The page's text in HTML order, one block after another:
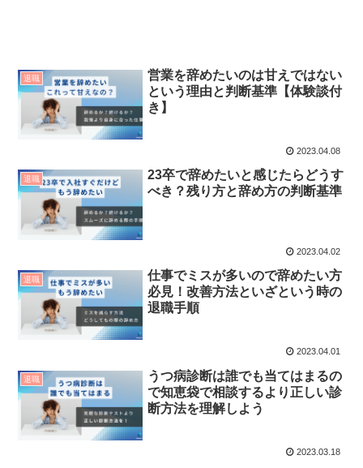
退職
営業を辞めたいのは甘えではない
という理由と判断基準【体験談付
き】
2023.04.08
退職
23卒で辞めたいと感じたらどうす
べき？残り方と辞め方の判断基準
2023.04.02
退職
仕事でミスが多いので辞めたい方
必見！改善方法といざという時の
退職手順
2023.04.01
退職
うつ病診断は誰でも当てはまるの
で知恵袋で相談するより正しい診
断方法を理解しよう
2023.03.18